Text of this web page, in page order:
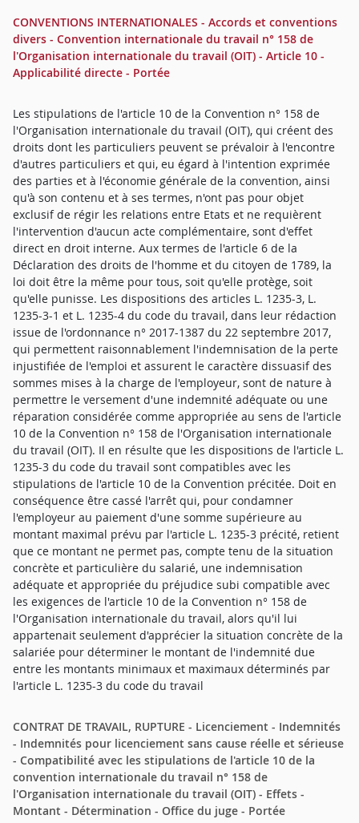
CONVENTIONS INTERNATIONALES - Accords et conventions
divers - Convention internationale du travail n° 158 de
l'Organisation internationale du travail (OIT) - Article 10 -
Applicabilité directe - Portée
Les stipulations de l'article 10 de la Convention n° 158 de
l'Organisation internationale du travail (OIT), qui créent des
droits dont les particuliers peuvent se prévaloir à l'encontre
d'autres particuliers et qui, eu égard à l'intention exprimée
des parties et à l'économie générale de la convention, ainsi
qu'à son contenu et à ses termes, n'ont pas pour objet
exclusif de régir les relations entre Etats et ne requièrent
l'intervention d'aucun acte complémentaire, sont d'effet
direct en droit interne. Aux termes de l'article 6 de la
Déclaration des droits de l'homme et du citoyen de 1789, la
loi doit être la même pour tous, soit qu'elle protège, soit
qu'elle punisse. Les dispositions des articles L. 1235-3, L.
1235-3-1 et L. 1235-4 du code du travail, dans leur rédaction
issue de l'ordonnance n° 2017-1387 du 22 septembre 2017,
qui permettent raisonnablement l'indemnisation de la perte
injustifiée de l'emploi et assurent le caractère dissuasif des
sommes mises à la charge de l'employeur, sont de nature à
permettre le versement d'une indemnité adéquate ou une
réparation considérée comme appropriée au sens de l'article
10 de la Convention n° 158 de l'Organisation internationale
du travail (OIT). Il en résulte que les dispositions de l'article L.
1235-3 du code du travail sont compatibles avec les
stipulations de l'article 10 de la Convention précitée. Doit en
conséquence être cassé l'arrêt qui, pour condamner
l'employeur au paiement d'une somme supérieure au
montant maximal prévu par l'article L. 1235-3 précité, retient
que ce montant ne permet pas, compte tenu de la situation
concrète et particulière du salarié, une indemnisation
adéquate et appropriée du préjudice subi compatible avec
les exigences de l'article 10 de la Convention n° 158 de
l'Organisation internationale du travail, alors qu'il lui
appartenait seulement d'apprécier la situation concrète de la
salariée pour déterminer le montant de l'indemnité due
entre les montants minimaux et maximaux déterminés par
l'article L. 1235-3 du code du travail
CONTRAT DE TRAVAIL, RUPTURE - Licenciement - Indemnités
- Indemnités pour licenciement sans cause réelle et sérieuse
- Compatibilité avec les stipulations de l'article 10 de la
convention internationale du travail n° 158 de
l'Organisation internationale du travail (OIT) - Effets -
Montant - Détermination - Office du juge - Portée